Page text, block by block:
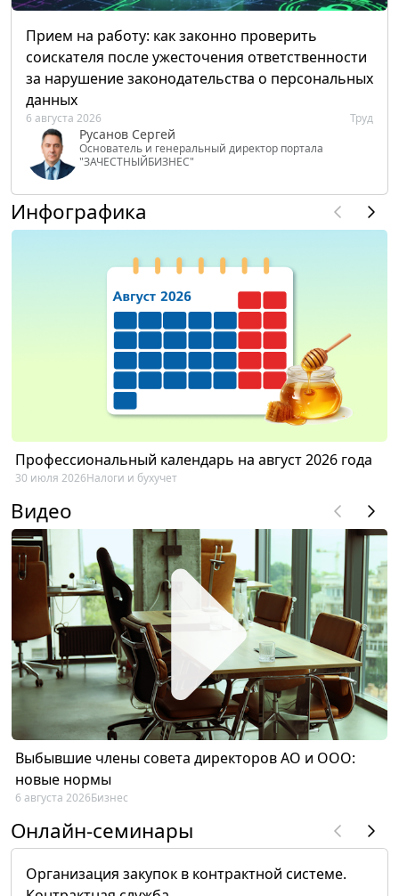
Прием на работу: как законно проверить
соискателя после ужесточения ответственности
за нарушение законодательства о персональных
данных
6 августа 2026 Труд
Русанов Сергей
Основатель и генеральный директор портала
"ЗАЧЕСТНЫЙБИЗНЕС"
Инфографика
Профессиональный календарь на август 2026 года
30 июля 2026Налоги и бухучет
Видео
Выбывшие члены совета директоров АО и ООО:
новые нормы
6 августа 2026Бизнес
Онлайн-семинары
Организация закупок в контрактной системе.